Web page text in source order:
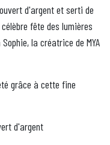
d'argent et serti de
fête des lumières
la créatrice de MYA
grâce à cette fine
d'argent